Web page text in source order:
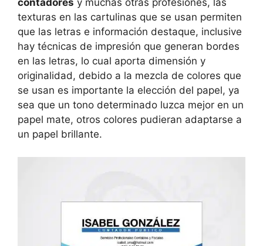
contadores y muchas otras profesiones, las
texturas en las cartulinas que se usan permiten
que las letras e información destaque, inclusive
hay técnicas de impresión que generan bordes
en las letras, lo cual aporta dimensión y
originalidad, debido a la mezcla de colores que
se usan es importante la elección del papel, ya
sea que un tono determinado luzca mejor en un
papel mate, otros colores pudieran adaptarse a
un papel brillante.